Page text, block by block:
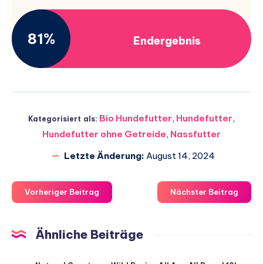
81% Endergebnis
Kategorisiert als: Bio Hundefutter, Hundefutter,
Hundefutter ohne Getreide, Nassfutter
Letzte Änderung: August 14, 2024
Vorheriger Beitrag Nächster Beitrag
Ähnliche Beiträge